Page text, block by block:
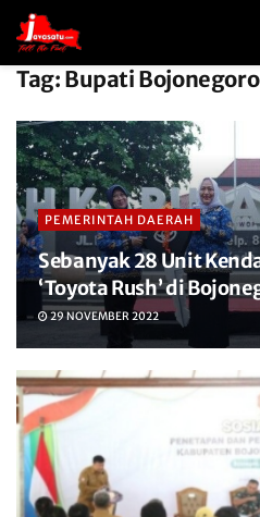
Tag: Bupati Bojonegoro
PEMERINTAH DAERAH
Sebanyak 28 Unit
‘Toyota Rush’ di
29 NOVEMBER 2022